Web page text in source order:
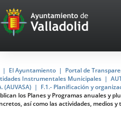
Portal
Web
del
Ayuntamiento
de
Valladolid
El Ayuntamiento Portal de
Instrumentales Municipales
(AUVASA)
F.1.- Planificación y
los Planes y Programas anuales y
así como las actividades, medios